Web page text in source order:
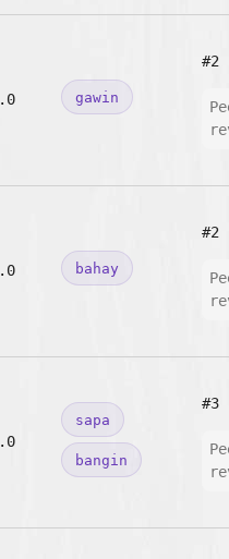
gawin
#2
bahay
#2
sapa
bangin
#3